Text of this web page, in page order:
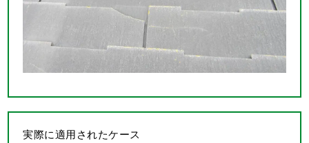
実際に適用されたケース